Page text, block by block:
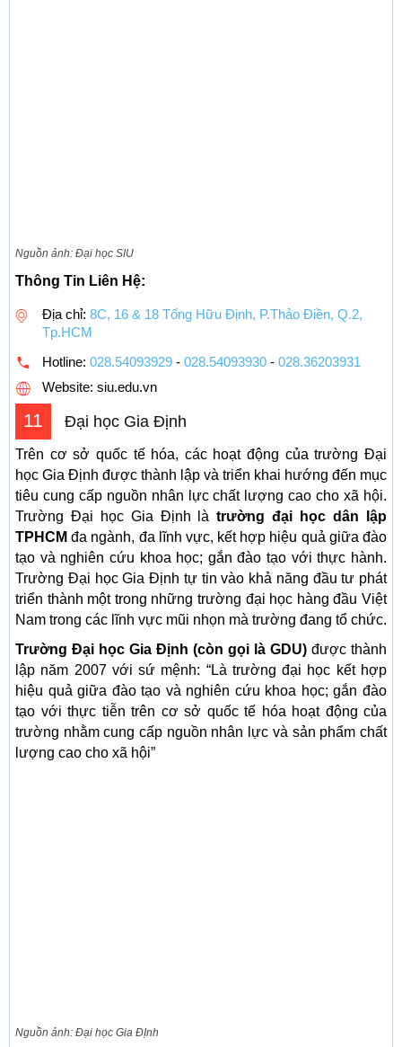
Nguồn ảnh: Đại học SIU
Thông Tin Liên Hệ:
Địa chỉ: 8C, 16 & 18 Tống Hữu Định, P.Thảo Điền, Q.2,
Tp.HCM
Hotline: 028.54093929 - 028.54093930 - 028.36203931
Website: siu.edu.vn
11 Đại học Gia Định
Trên cơ sở quốc tế hóa, các hoạt động của trường Đại
học Gia Định được thành lập và triển khai hướng đến mục
tiêu cung cấp nguồn nhân lực chất lượng cao cho xã hội.
Trường Đại học Gia Định làtrường đại học dân lập
TPHCM đa ngành, đa lĩnh vực, kết hợp hiệu quả giữa đào
tạo và nghiên cứu khoa học; gắn đào tạo với thực hành.
Trường Đại học Gia Định tự tin vào khả năng đầu tư phát
triển thành một trong những trường đại học hàng đầu Việt
Nam trong các lĩnh vực mũi nhọn mà trường đang tổ chức.
Trường Đại học Gia Định (còn gọi là GDU) được thành
lập năm 2007 với sứ mệnh: “Là trường đại học kết hợp
hiệu quả giữa đào tạo và nghiên cứu khoa học; gắn đào
tạo với thực tiễn trên cơ sở quốc tế hóa hoạt động của
trường nhằm cung cấp nguồn nhân lực và sản phẩm chất
lượng cao cho xã hội”
Nguồn ảnh: Đại học Gia ĐỊnh